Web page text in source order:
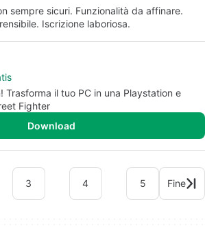
sempre sicuri. Funzionalità da affinare.
Iscrizione laboriosa.
Trasforma il tuo PC in una Playstation e
Fighter
Download
3 4 5 Fine